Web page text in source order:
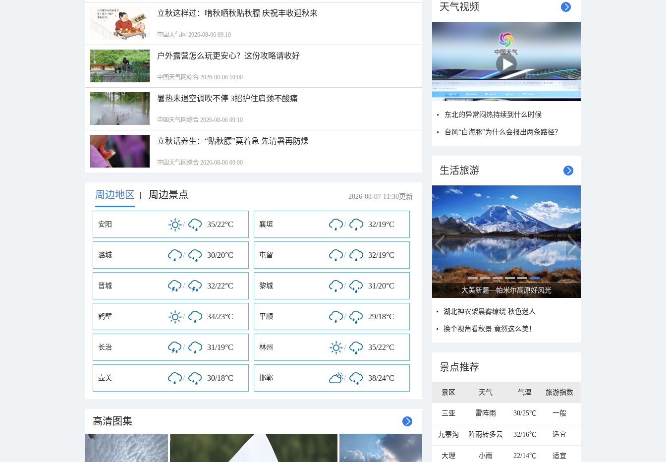
立秋这样过：啃秋晒秋贴秋膘 庆祝丰收迎秋来
中国天气网 2026-08-06 09:10
户外露营怎么玩更安心？这份攻略请收好
中国天气网综合 2026-08-06 10:00
暑热未退空调吹不停 3招护住肩颈不酸痛
中国天气网综合 2026-08-06 09:10
立秋话养生：“贴秋膘”莫着急 先清暑再防燥
中国天气网综合 2026-08-06 09:00
周边地区 | 周边景点 2026-08-07 11:30更新
安阳 / 35/22°C 襄垣 / 32/19°C
潞城 / 30/20°C 屯留 / 32/19°C
晋城 / 32/22°C 黎城 / 31/20°C
鹤壁 / 34/23°C 平顺 / 29/18°C
长治 / 31/19°C 林州 / 35/22°C
壶关 / 30/18°C 邯郸 / 38/24°C
高清图集
天气视频
东北的异常闷热持续到什么时候
台风“白海豚”为什么会报出两条路径？
生活旅游
大美新疆—帕米尔高原好风光
湖北神农架晨雾缭绕 秋色迷人
换个视角看秋景 竟然这么美！
景点推荐
景区 天气 气温 旅游指数
三亚 雷阵雨 30/25℃ 一般
九寨沟 阵雨转多云 32/16℃ 适宜
大理 小雨 22/14℃ 适宜